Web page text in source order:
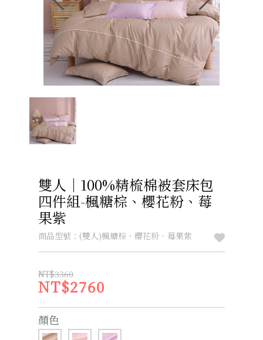
雙人｜100%精梳棉被套床包
四件組-楓糖棕、櫻花粉、莓
果紫
商品型號：(雙人)楓糖棕、櫻花粉、莓果紫
NT$3360
NT$2760
顏色